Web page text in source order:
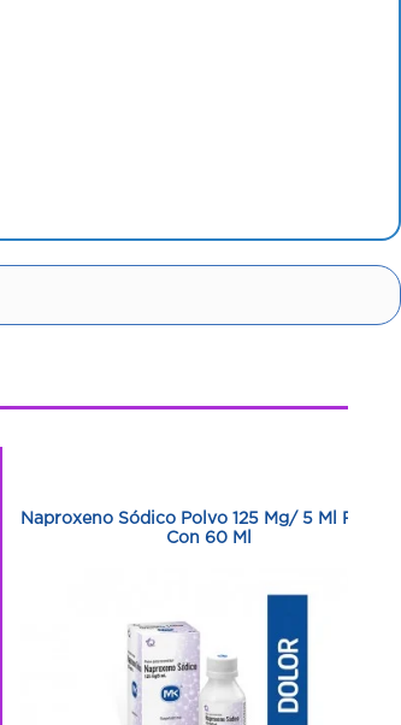
Naproxeno Sódico Polvo 125 Mg/ 5 Ml Frasco
Con 60 Ml